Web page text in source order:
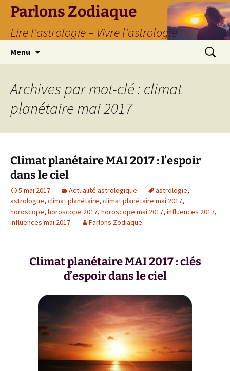
Parlons Zodiaque
Lire l'astrologie – Vivre l'astrologie
Menu
Archives par mot-clé : climat
planétaire mai 2017
Climat planétaire MAI 2017 : l’espoir
dans le ciel
5 mai 2017 Actualité astrologique astrologie,
astrologue, climat planétaire, climat planétaire mai 2017,
horoscope, horoscope 2017, horoscope mai 2017, influences 2017,
influences mai 2017
Parlons Zodiaque
Climat planétaire MAI 2017 : clés
d’espoir dans le ciel